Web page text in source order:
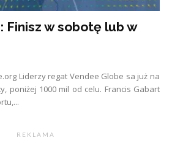
Finisz w sobotę lub w
Liderzy regat Vendee Globe sa już na
poniżej 1000 mil od celu. Francis Gabart
R E K L A M A